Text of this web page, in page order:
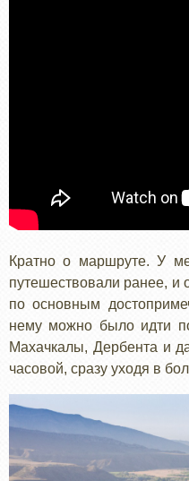
Кратно о маршруте. У
путешествовали ранее, и
по основным
нему можно было идти
Махачкалы, Дербента и
часовой, сразу уходя в